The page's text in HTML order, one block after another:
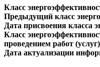
Класс
Предыдущий класс
Дата присвоения класса
Класс
проведением работ
Дата актуализации